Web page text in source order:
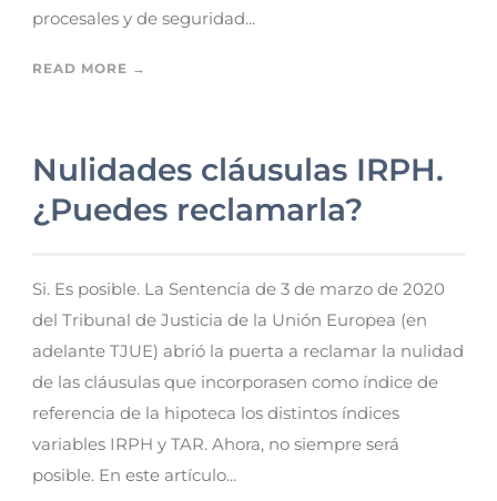
procesales y de seguridad...
READ MORE →
Nulidades cláusulas IRPH.
¿Puedes reclamarla?
Si. Es posible. La Sentencia de 3 de marzo de 2020
del Tribunal de Justicia de la Unión Europea (en
adelante TJUE) abrió la puerta a reclamar la nulidad
de las cláusulas que incorporasen como índice de
referencia de la hipoteca los distintos índices
variables IRPH y TAR. Ahora, no siempre será
posible. En este artículo...